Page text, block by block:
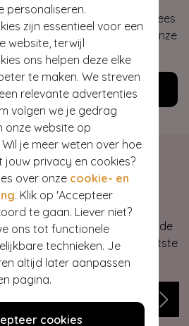
personaliseren.
zijn essentieel voor een
website, terwijl
ons helpen deze elke
te maken. We streven
relevante advertenties
volgen we je gedrag
onze website op
je meer weten over hoe
jouw privacy en cookies?
over onze cookie- en
. Klik op 'Accepteer
te gaan. Liever niet?
ons tot functionele
technieken. Je
altijd later aanpassen
pagina.
cookies
hulp nodig bij je bestelling? Lees
of neem contact op met onze
Wij helpen je graag!
& ONTVANG 10%
Zo ben je altijd op de
& exclusieve collecties, laatste
giveaways.